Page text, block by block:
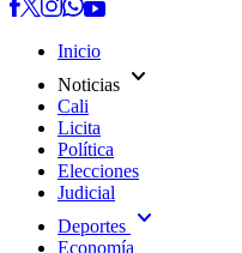
Inicio
Noticias expand_more
Cali
Licita
Política
Elecciones
Judicial
Deportes expand_more
Economía